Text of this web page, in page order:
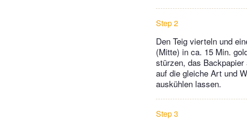
Step 2
Den Teig vierteln und
(Mitte) in ca. 15 Min.
stürzen, das
auf die gleiche Art und
auskühlen lassen.
Step 3